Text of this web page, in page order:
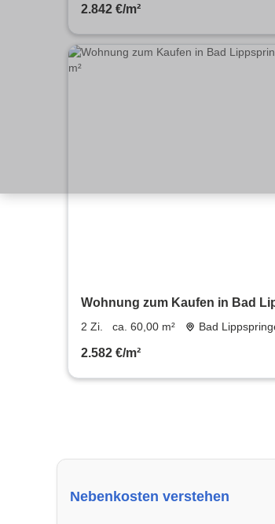
2.842 €/m²
Wohnung zum Kaufen in Bad
154.900 € 60 m²
2 Zi. ca. 60,00 m² Bad
2.582 €/m²
Nebenkosten verstehen